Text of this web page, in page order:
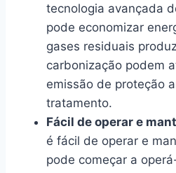
tecnologia avançada
pode economizar
gases residuais
carbonização podem
emissão de proteção
tratamento.
Fácil de operar e
é fácil de operar e
pode começar a